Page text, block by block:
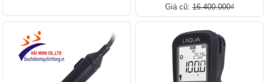
Giá cũ:16.400.000₫